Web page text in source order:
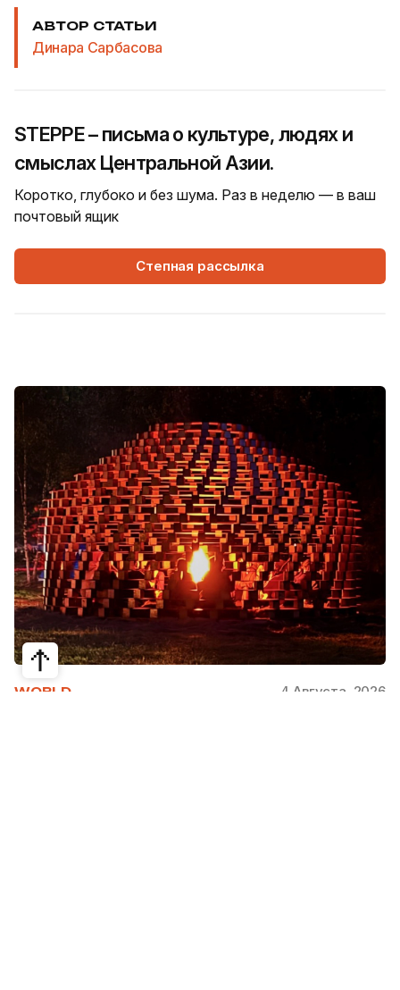
АВТОР СТАТЬИ
Динара Сарбасова
STEPPE – письма о культуре, людях и
смыслах Центральной Азии.
Коротко, глубоко и без шума. Раз в неделю — в ваш
почтовый ящик
Степная рассылка
WORLD 4 Августа, 2026